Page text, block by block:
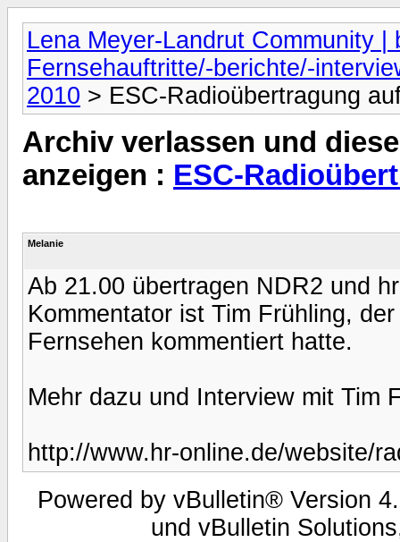
Lena Meyer-Landrut Community |
Fernsehauftritte/-berichte/-
2010 > ESC-Radioübertragung
Archiv verlassen und
anzeigen : ESC-
Melanie
Ab 21.00 übertragen NDR2 und
Kommentator ist Tim Frühling,
Fernsehen kommentiert hatte.
Mehr dazu und Interview mit Tim
http://www.hr-online.de/website/
Powered by vBulletin® Version
und vBulletin